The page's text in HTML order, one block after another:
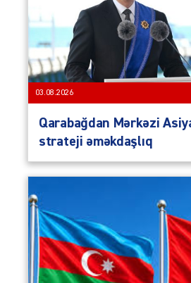
03.08.2026
Qarabağdan Mərkəzi
strateji əməkdaşlıq